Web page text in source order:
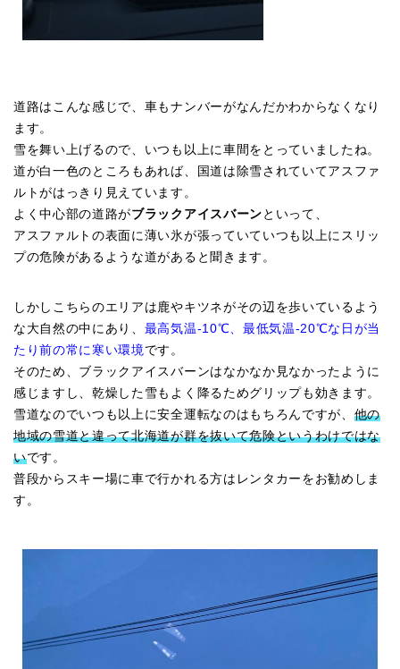
道路はこんな感じで、車もナンバーがなんだかわからなくなり
ます。
雪を舞い上げるので、いつも以上に車間をとっていましたね。
道が白一色のところもあれば、国道は除雪されていてアスファ
ルトがはっきり見えています。
よく中心部の道路がブラックアイスバーン といって、
アスファルトの表面に薄い氷が張っていていつも以上にスリッ
プの危険があるような道があると聞きます。
しかしこちらのエリアは鹿やキツネがその辺を歩いているよう
な大自然の中にあり、 最高気温-10℃、最低気温-20℃な日が当
たり前の常に寒い環境です。
そのため、ブラックアイスバーンはなかなか見なかったように
感じますし、乾燥した雪もよく降るためグリップも効きます。
雪道なのでいつも以上に安全運転なのはもちろんですが、 他の
地域の雪道と違って北海道が群を抜いて危険というわけではな
いです。
普段からスキー場に車で行かれる方はレンタカーをお勧めしま
す。